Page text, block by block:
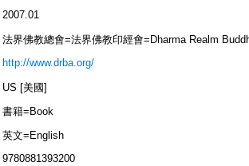
2007.01
法界佛教總會=法界佛教印經會=Dharma Realm
http://www.drba.org/
US [美國]
書籍=Book
英文=English
9780881393200